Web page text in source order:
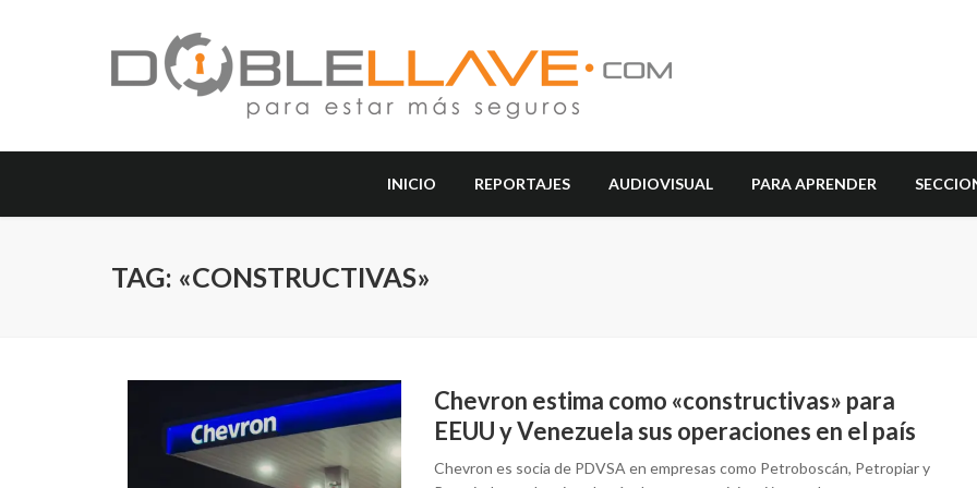
INICIO REPORTAJES AUDIOVISUAL PARA APRENDER
TAG: «CONSTRUCTIVAS»
Chevron estima como «constructivas» para
EEUU y Venezuela sus operaciones en el país
Chevron es socia de PDVSA en empresas como Petroboscán, Petropiar y